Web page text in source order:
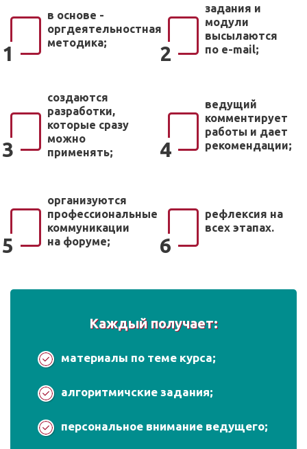
1
в основе -
оргдеятельностная
методика;
2
задания и
модули
высылаются
по e-mail;
3
создаются
разработки,
которые сразу
можно
применять;
4
ведущий
комментирует
работы и дает
рекомендации;
5
организуются
профессиональные
коммуникации
на форуме;
6
рефлексия на
всех этапах.
Каждый получает:
материалы по теме курса;
алгоритмичские задания;
персональное внимание ведущего;